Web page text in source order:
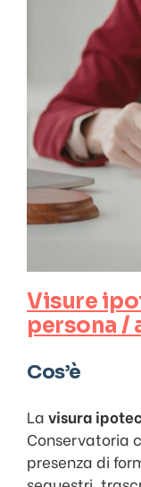
Visure
persona /
Cos’è
La visura
Conservatoria
presenza di